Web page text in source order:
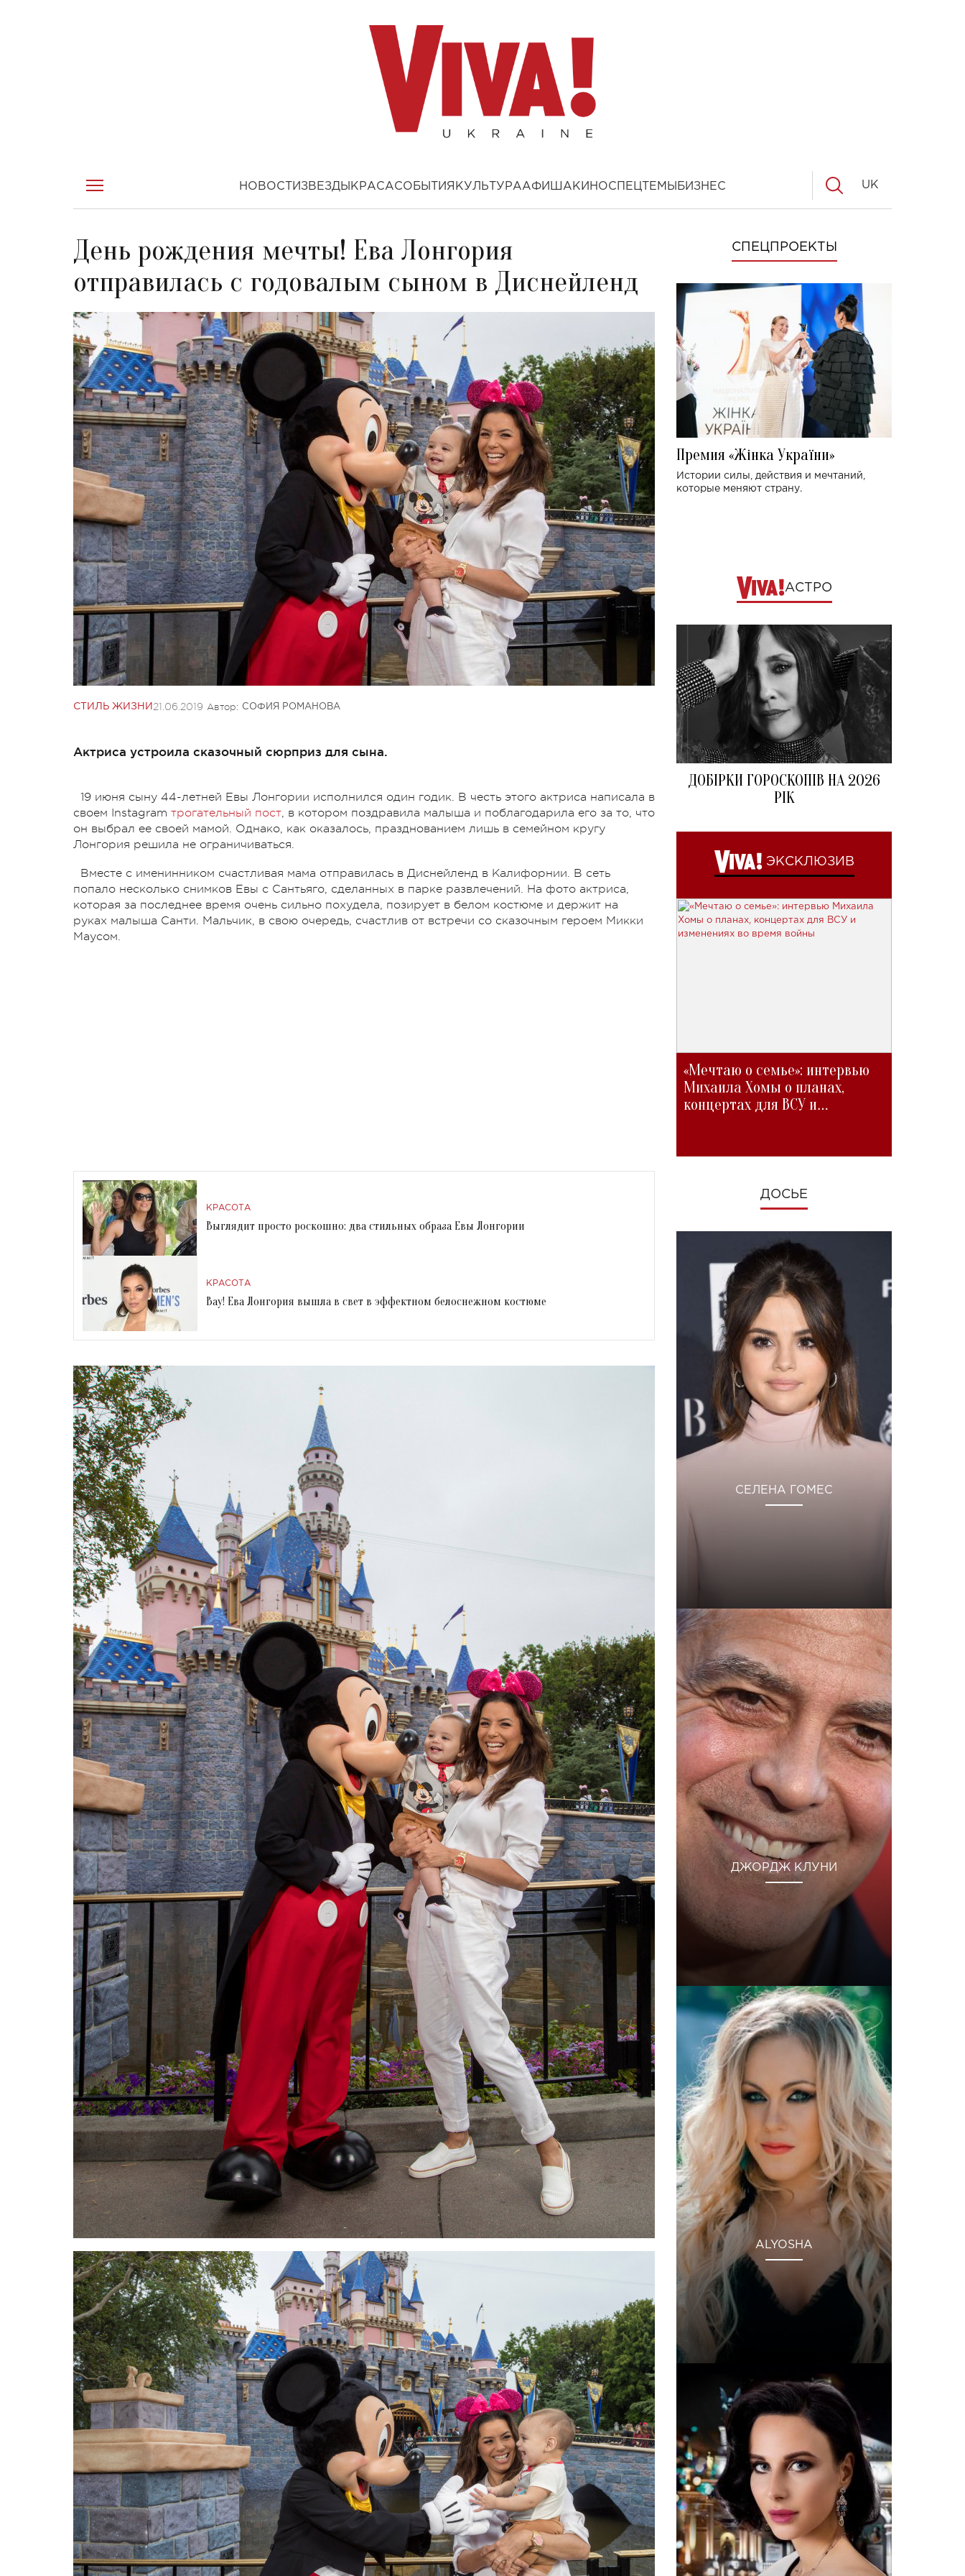
НОВОСТИ ЗВЕЗДЫ КРАСАСОБЫТИЯ КУЛЬТУРААФИША КИНОСПЕЦТЕМЫ БИЗНЕС UK
День рождения мечты! Ева Лонгория
отправилась с годовалым сыном в Диснейленд
СТИЛЬ ЖИЗНИ 21.06.2019 Автор: СОФИЯ РОМАНОВА
Актриса устроила сказочный сюрприз для сына.
19 июня сыну 44-летней Евы Лонгории исполнился один годик. В честь этого актриса написала в
своем Instagram трогательный пост, в котором поздравила малыша и поблагодарила его за то, что
он выбрал ее своей мамой. Однако, как оказалось, празднованием лишь в семейном кругу
Лонгория решила не ограничиваться.
Вместе с именинником счастливая мама отправилась в Диснейленд в Калифорнии. В сеть
попало несколько снимков Евы с Сантьяго, сделанных в парке развлечений. На фото актриса,
которая за последнее время очень сильно похудела, позирует в белом костюме и держит на
руках малыша Санти. Мальчик, в свою очередь, счастлив от встречи со сказочным героем Микки
Маусом.
КРАСОТА
Выглядит просто роскошно: два стильных образа Евы Лонгории
КРАСОТА
Вау! Ева Лонгория вышла в свет в эффектном белоснежном костюме
СПЕЦПРОЕКТЫ
Премия «Жінка України»
Истории силы, действия и мечтаний,
которые меняют страну.
АСТРО
ДОБІРКИ ГОРОСКОПІВ НА 2026
РІК
ЭКСКЛЮЗИВ
«Мечтаю о семье»: интервью
Михаила Хомы о планах,
концертах для ВСУ и
ДОСЬЕ
СЕЛЕНА ГОМЕС
ДЖОРДЖ КЛУНИ
ALYOSHA